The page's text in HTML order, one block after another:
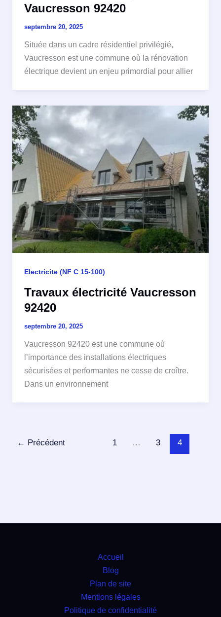
Vaucresson 92420
septembre 20, 2025
Située dans un cadre résidentiel privilégié,
Vaucresson est une commune où la rénovation
électrique devient un enjeu primordial pour allier
Electricite (NF C 15-100)
Travaux électricité Vaucresson
92420
septembre 20, 2025
Vaucresson 92420 est une commune où
l’importance des installations électriques
sécurisées et performantes ne cesse de croître.
Dans un environnement
← Précédent 1 … 3 4
Accueil
Blog
Plan de site
Mentions légales
Politique de confidentialité